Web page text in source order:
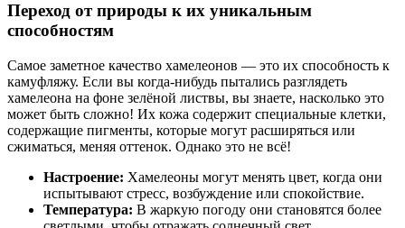
Переход от природы к их уникальным
способностям
Самое заметное качество хамелеонов — это их способность к
камуфляжу. Если вы когда-нибудь пытались разглядеть
хамелеона на фоне зелёной листвы, вы знаете, насколько это
может быть сложно! Их кожа содержит специальные клетки,
содержащие пигменты, которые могут расширяться или
сжиматься, меняя оттенок. Однако это не всё!
Настроение: Хамелеоны могут менять цвет, когда они
испытывают стресс, возбуждение или спокойствие.
Температура: В жаркую погоду они становятся более